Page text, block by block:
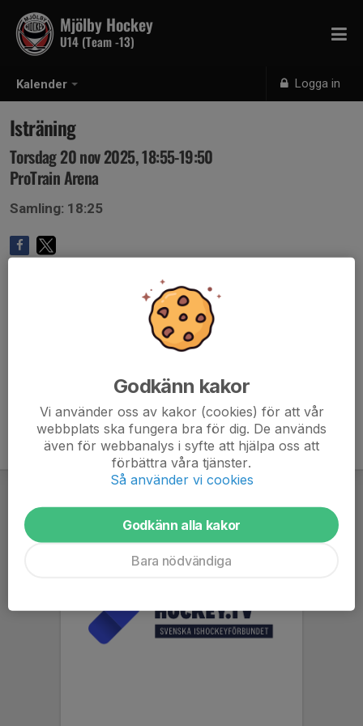
Kalender Logga in
Mjölby Hockey
U14 (Team -13)
Isträning
Torsdag 20 nov 2025, 18:55-19:50
ProTrain Arena
Samling: 18:25
Godkänn kakor
Vi använder oss av kakor (cookies) för att vår
webbplats ska fungera bra för dig. De används
även för webbanalys i syfte att hjälpa oss att
förbättra våra tjänster.
Så använder vi cookies
Godkänn alla kakor
Bara nödvändiga